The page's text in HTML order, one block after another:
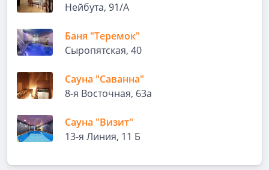
Нейбута, 91/А
Баня "Теремок"
Сыропятская, 40
Сауна "Саванна"
8-я Восточная, 63а
Сауна "Визит"
13-я Линия, 11 Б